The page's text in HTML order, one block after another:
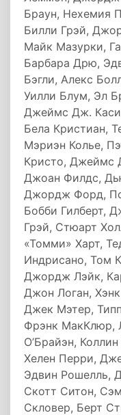
Браун, Нехемия
Билли Грэй,
Майк Мазурки,
Барбара Дрю,
Бэгли, Алекс
Уилли Блум, Эл
Джеймс Дж.
Бела Кристиан,
Мэриэн Колье,
Кристо, Джеймс
Джоан Филдс,
Джордж Форд,
Бобби Гилберт,
Грэй, Стюарт
«Томми» Харт,
Индрисано, Том
Джордж Лэйк,
Джон Логан,
Джек Мэтер,
Фрэнк МакКлюр,
О’Брайэн,
Хелен Перри,
Эдвин Рошелль,
Скотт Ситон,
Скловер, Берт